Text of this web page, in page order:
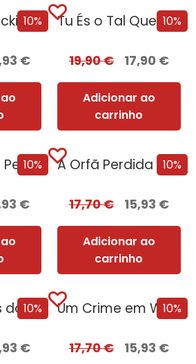
10%
Morte em Buckingham [Edição Autografada]
€
10%
Tu És o Tal Que Eu Não Quero [Edição Autografada]
19,90€ 17,90 €
Adicionar ao
carrinho
10%
As Bruxas de Pendle [Edição Autografada]
€
10%
A Orfã Perdida [Edição Autografada]
17,70€ 15,93 €
Adicionar ao
carrinho
10%
Os Segredos do Profiling [Edição Autografada]
€
10%
Um Crime em Windsor [Edição Autografada]
17,70€ 15,93 €